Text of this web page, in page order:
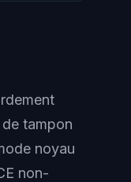
tampon
noyau
non-